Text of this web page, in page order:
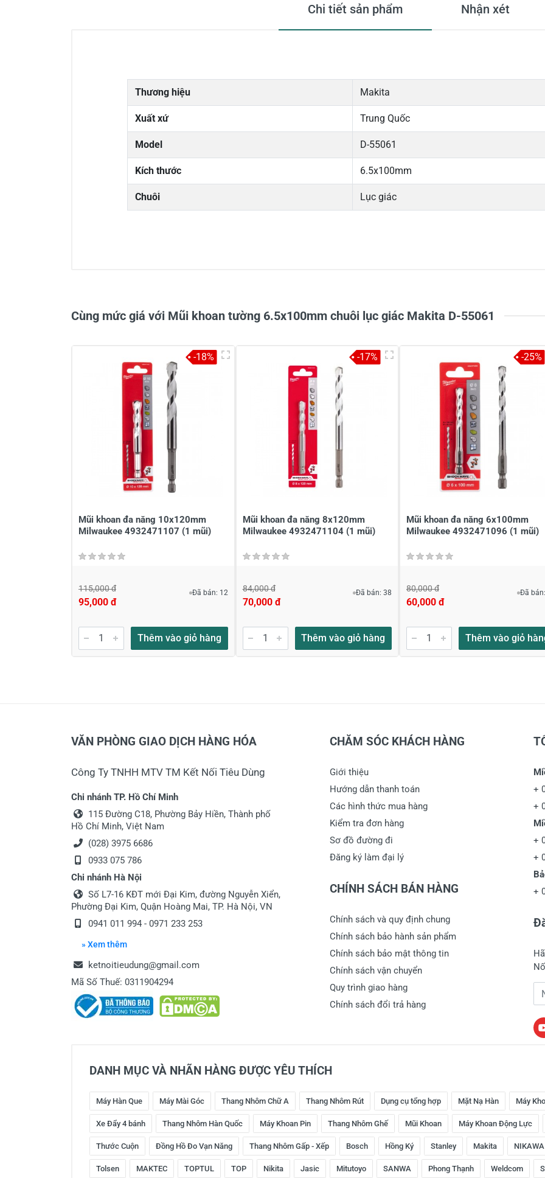
Chi tiết sản phẩm Nhận xét
Thương hiệu Makita
Xuất xứ Trung Quốc
Model D-55061
Kích thước 6.5x100mm
Chuôi Lục giác
Viết nhận xét về sản phẩm
Đánh giá sao * Tiêu đề của nhận xét *
Viết nhận xét của bạn vào bên dưới
Cùng mức giá với Mũi khoan tường 6.5x100mm chuôi lục giác Makita D-55061
Mũi khoan đa năng 10x120mm
Milwaukee 4932471107​ (1 mũi)
115,000 đ
95,000 đ
Đã bán: 12
Thêm vào giỏ hàng
-18%
Mũi khoan đa năng 8x120mm
Milwaukee 4932471104​ (1 mũi)
84,000 đ
70,000 đ
Đã bán: 38
Thêm vào giỏ hàng
-17%
Mũi khoan đa năng 6x100mm
Milwaukee 4932471096 (1 mũi)
80,000 đ
60,000 đ
Đã
Thêm vào giỏ
-25%
VĂN PHÒNG GIAO DỊCH HÀNG HÓA
Công Ty TNHH MTV TM Kết Nối Tiêu Dùng
Chi nhánh TP. Hồ Chí Minh
115 Đường C18, Phường Bảy Hiền, Thành phố
Hồ Chí Minh, Việt Nam
(028) 3975 6686
0933 075 786
Chi nhánh Hà Nội
Số L7-16 KĐT mới Đại Kim, đường Nguyễn Xiển,
Phường Đại Kim, Quận Hoàng Mai, TP. Hà Nội, VN
0941 011 994 - 0971 233 253
» Xem thêm
ketnoitieudung@gmail.com
Mã Số Thuế: 0311904294
CHĂM SÓC KHÁCH HÀNG
Giới thiệu
Hướng dẫn thanh toán
Các hình thức mua hàng
Kiểm tra đơn hàng
Sơ đồ đường đi
Đăng ký làm đại lý
CHÍNH SÁCH BÁN HÀNG
Chính sách và quy định chung
Chính sách bảo hành sản phẩm
Chính sách bảo mật thông tin
Chính sách vận chuyển
Quy trình giao hàng
Chính sách đổi trả hàng
+
+
+
+
+
DANH MỤC VÀ NHÃN HÀNG ĐƯỢC YÊU THÍCH
Máy Hàn Que Máy Mài Góc Thang Nhôm Chữ A Thang Nhôm Rút Dụng cụ tổng hợp Mặt Nạ Hàn Máy
Xe Đẩy 4 bánh Thang Nhôm Hàn Quốc Máy Khoan Pin Thang Nhôm Ghế Mũi Khoan Máy Khoan Động Lực
Thước Cuộn Đồng Hồ Đo Vạn Năng Thang Nhôm Gấp - Xếp Bosch Hồng Ký Stanley Makita NIKAWA
Tolsen MAKTEC TOPTUL TOP Nikita Jasic Mitutoyo SANWA Phong Thạnh Weldcom